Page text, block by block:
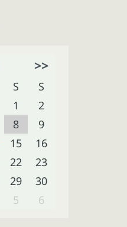
>>
S
S
1
2
8
9
15
16
22
23
29
30
5 6